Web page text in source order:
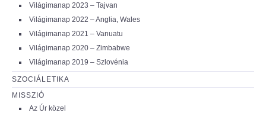
Világimanap 2023 – Tajvan
Világimanap 2022 – Anglia, Wales
Világimanap 2021 – Vanuatu
Világimanap 2020 – Zimbabwe
Világimanap 2019 – Szlovénia
SZOCIÁLETIKA
MISSZIÓ
Az Úr közel